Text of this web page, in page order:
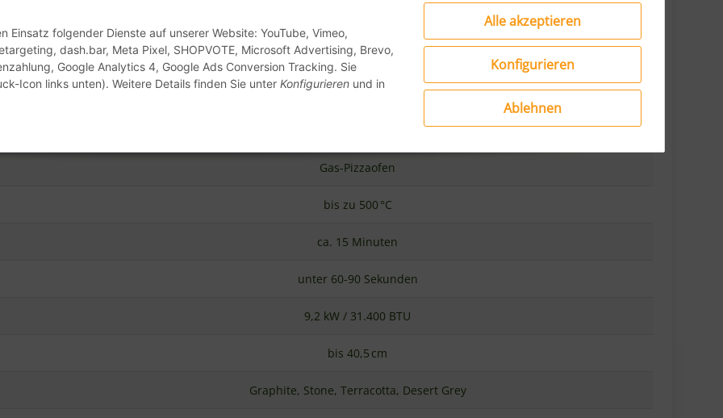
Alle akzeptieren
Konfigurieren
Ablehnen
Einsatz folgender Dienste auf unserer Website: YouTube, Vimeo,
dash.bar, Meta Pixel, SHOPVOTE, Microsoft Advertising, Brevo,
Google Analytics 4, Google Ads Conversion Tracking. Sie
Icon links unten). Weitere Details finden Sie unter Konfigurieren und in
Everdure
Gas-Pizzaofen
bis zu 500 °C
ca. 15 Minuten
unter 60-90 Sekunden
9,2 kW / 31.400 BTU
bis 40,5 cm
Graphite, Stone, Terracotta, Desert Grey